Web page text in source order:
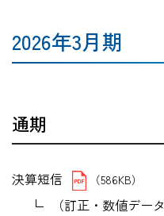
2026年3月期
通期
決算短信 （586KB）
（訂正・数値デ